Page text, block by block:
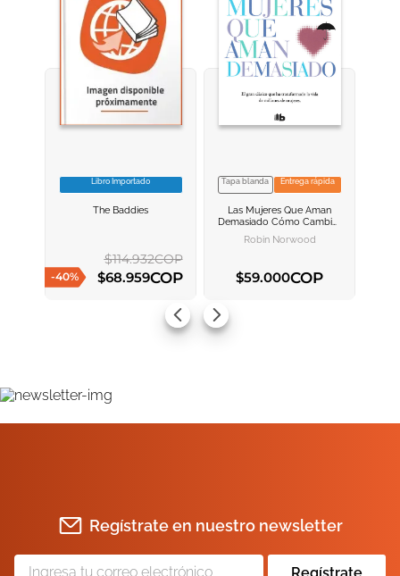
VER INFORMACION
Libro Importado
The Baddies
-40%
$114.932COP
$68.959COP
VER INFORMACION
AGREGAR AL
Tapa blanda Entrega rápida
Las Mujeres Que Aman
Demasiado Cómo Cambiar
Nuestra Manera De Amar Y
Así Dejar De Sufrir
Robin Norwood
$59.000COP
Regístrate en nuestro newsletter